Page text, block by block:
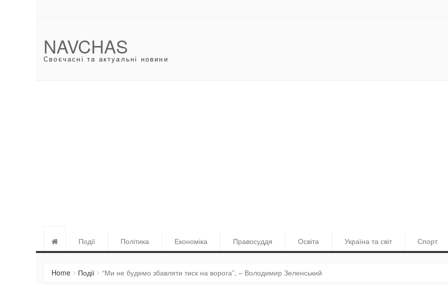
NAVCHAS
Своєчасні та актуальні новини
Події Політика Економіка Правосуддя Освіта Україна та світ Спорт
Home Події “Ми не будемо збавляти тиск на ворога”, – Володимир Зеленський